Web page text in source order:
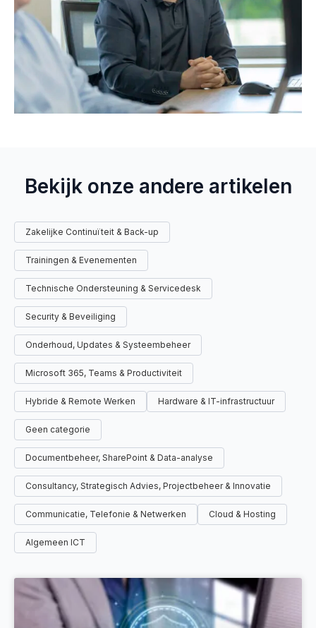
Bekijk onze andere artikelen
Zakelijke Continuïteit & Back-up
Trainingen & Evenementen
Technische Ondersteuning & Servicedesk
Security & Beveiliging
Onderhoud, Updates & Systeembeheer
Microsoft 365, Teams & Productiviteit
Hybride & Remote Werken Hardware & IT-infrastructuur
Geen categorie
Documentbeheer, SharePoint & Data-analyse
Consultancy, Strategisch Advies, Projectbeheer & Innovatie
Communicatie, Telefonie & Netwerken Cloud & Hosting
Algemeen ICT